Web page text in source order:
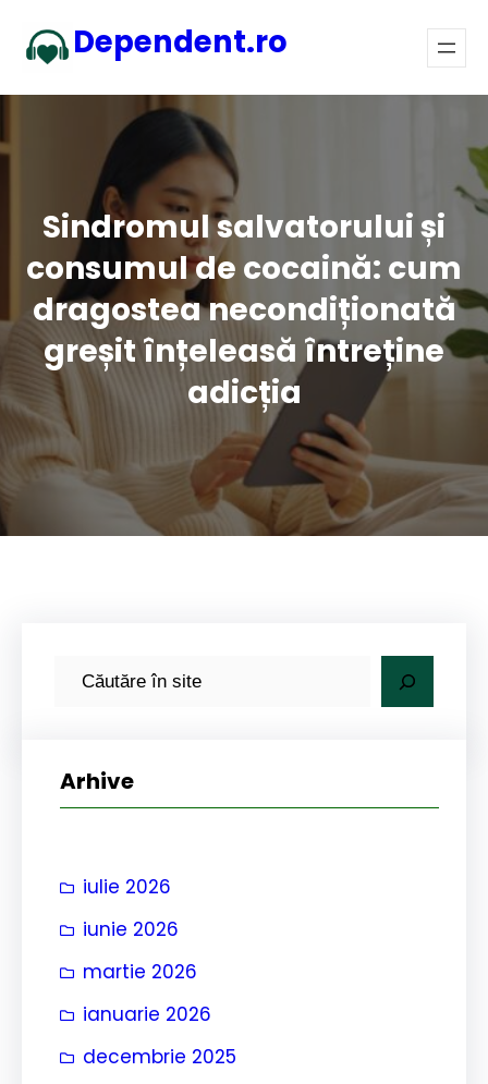
Dependent.ro
Sindromul salvatorului și
consumul de cocaină: cum
dragostea necondiționată
greșit înțeleasă întreține
adicția
ă
Arhive
iulie 2026
iunie 2026
martie 2026
ianuarie 2026
decembrie 2025